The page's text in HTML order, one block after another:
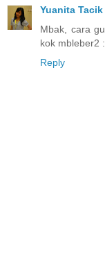
Yuanita Tacik
Mbak, cara
kok mbleber2
Reply